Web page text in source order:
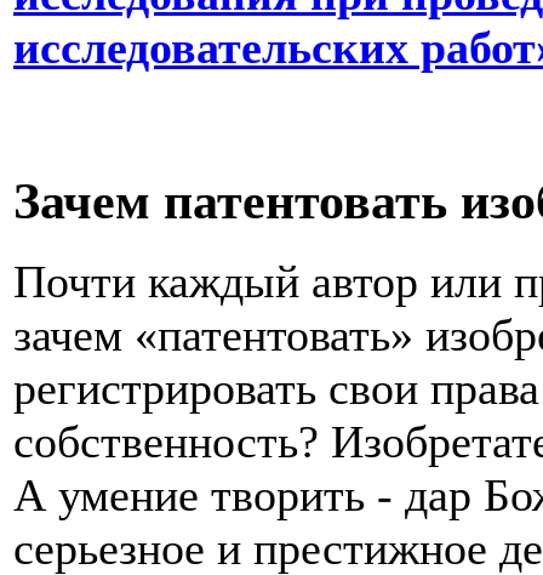
исследовательских
Зачем патентовать
Почти каждый автор или
зачем «патентовать»
регистрировать свои
собственность?
А умение творить - дар
серьезное и престижное